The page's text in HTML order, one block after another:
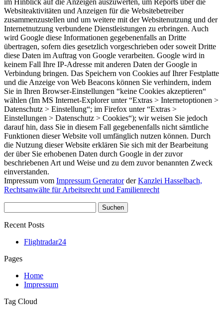
Websiteaktivitäten und Anzeigen für die Websitebetreiber
zusammenzustellen und um weitere mit der Websitenutzung und der
Internetnutzung verbundene Dienstleistungen zu erbringen. Auch
wird Google diese Informationen gegebenenfalls an Dritte
übertragen, sofern dies gesetzlich vorgeschrieben oder soweit Dritte
diese Daten im Auftrag von Google verarbeiten. Google wird in
keinem Fall Ihre IP-Adresse mit anderen Daten der Google in
Verbindung bringen. Das Speichern von Cookies auf Ihrer Festplatte
und die Anzeige von Web Beacons können Sie verhindern, indem
Sie in Ihren Browser-Einstellungen “keine Cookies akzeptieren“
wählen (Im MS Internet-Explorer unter “Extras > Internetoptionen >
Datenschutz > Einstellung“; im Firefox unter “Extras >
Einstellungen > Datenschutz > Cookies“); wir weisen Sie jedoch
darauf hin, dass Sie in diesem Fall gegebenenfalls nicht sämtliche
Funktionen dieser Website voll umfänglich nutzen können. Durch
die Nutzung dieser Website erklären Sie sich mit der Bearbeitung
der über Sie erhobenen Daten durch Google in der zuvor
beschriebenen Art und Weise und zu dem zuvor benannten Zweck
einverstanden.
Impressum vom Impressum GeneratorderKanzlei Hasselbach,
Rechtsanwälte für Arbeitsrecht und Familienrecht
nach:
Recent Posts
Flightradar24
Pages
Home
Impressum
Tag Cloud